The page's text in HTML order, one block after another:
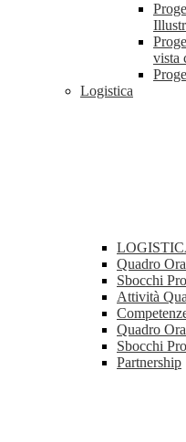
vista
Logistica
Quadro
Sbocchi
Attività
Quadro
Sbocchi
Partnership